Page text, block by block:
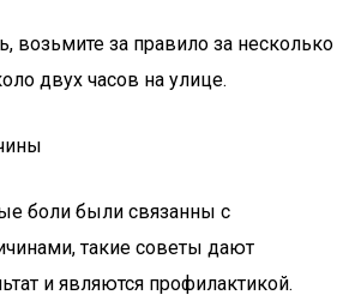
возьмите за правило за несколько
двух часов на улице.
боли были связанны с
такие советы дают
и являются профилактикой.